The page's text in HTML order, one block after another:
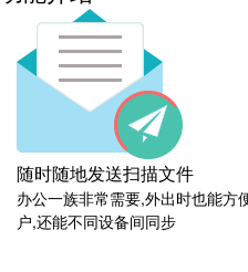
随时随地发送扫描文件
办公一族非常需要,外出时也能方
户,还能不同设备间同步